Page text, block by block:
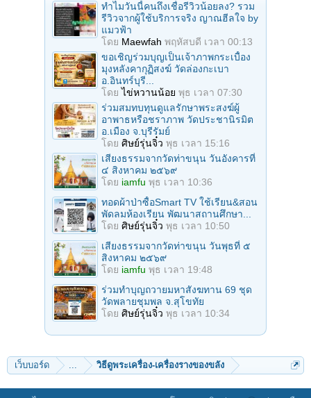
ทำไมวันนี้คนถึงเชื่อรีวิวน้อยลง? รวม
รีวิวจากผู้ใช้บริการจริง ญาณฮีลใจ by
แมวฟ้า
โดย Maewfah พฤหัสบดี เวลา 00:13
ขอเชิญร่วมบุญเป็นเจ้าภาพกระเบื้อง
มุงหลังคากุฏิสงฆ์ วัดล่องกะเบา
อ.อินทร์บุรี...
โดยไข่หวานน้อย พุธ เวลา 07:30
ร่วมสมทบทุนดูแลรักษาพระสงฆ์ผู้
อาพาธหรือชราภาพ วัดประชานิรมิต
อ.เมือง จ.บุรีรัมย์
โดย ศิษย์รุ่นจิ๋ว พุธ เวลา 15:16
เสียงธรรมจากวัดท่าขนุน วันอังคารที่
๔ สิงหาคม ๒๕๖๙
โดย iamfu พุธ เวลา 10:36
ทอดผ้าป่าซื้อSmart TV ใช้เรียน&สอน
พัดลมห้องเรียน พัฒนาสถานศึกษา...
โดย ศิษย์รุ่นจิ๋ว พุธ เวลา 10:50
เสียงธรรมจากวัดท่าขนุน วันพุธที่ ๕
สิงหาคม ๒๕๖๙
โดย iamfu พุธ เวลา 19:48
ร่วมทําบุญถวายมหาสังฆทาน 69 ชุด
วัดพลายชุมพล จ.สุโขทัย
โดย ศิษย์รุ่นจิ๋ว พุธ เวลา 10:34
เว็บบอร์ด ... วิธีดูพระเครื่อง-เครื่องรางของขลัง